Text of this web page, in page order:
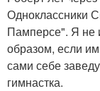
Одноклассники
Памперсе". Я не
образом, если
сами себе
гимнастка.